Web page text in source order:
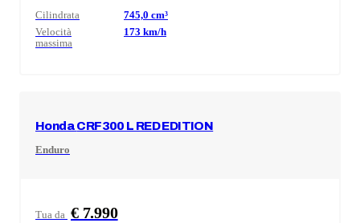
Cilindrata 745,0 cm³
Velocità
massima
173 km/h
HondaCRF300 L RED EDITION
Enduro
Tua da € 7.990